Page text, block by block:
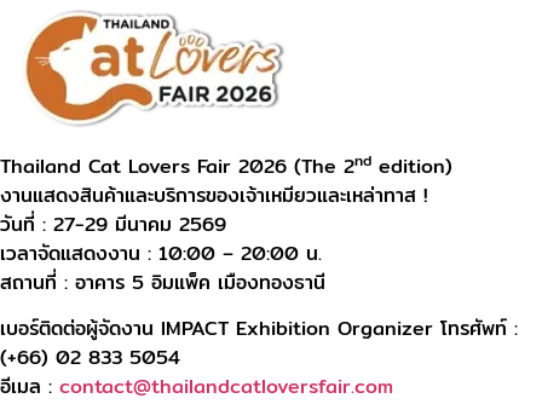
Thailand Cat Lovers Fair 2026 (The 2nd edition)
งานแสดงสินค้าและบริการของเจ้าเหมียวและเหล่าทาส !
วันที่ : 27-29 มีนาคม 2569
เวลาจัดแสดงงาน : 10:00 – 20:00 น.
สถานที่ : อาคาร 5 อิมแพ็ค เมืองทองธานี
เบอร์ติดต่อผู้จัดงาน IMPACT Exhibition Organizer โทรศัพท์ :
(+66) 02 833 5054
อีเมล : contact@thailandcatloversfair.com